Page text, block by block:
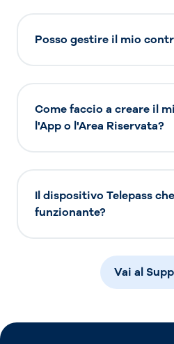
Posso gestire il mio
Come faccio a creare il
l'App o l'Area Riservata?
Il dispositivo Telepass
funzionante?
Vai al